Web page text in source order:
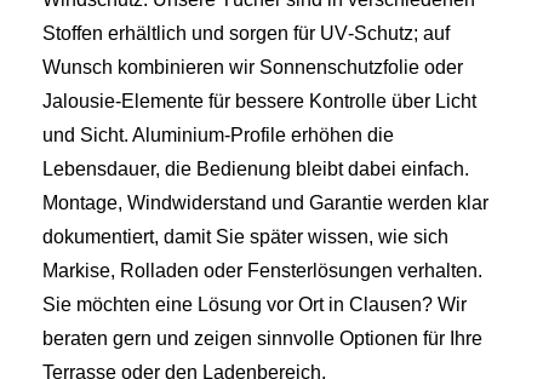
Stoffen erhältlich und sorgen für UV‑Schutz; auf
Wunsch kombinieren wir Sonnenschutzfolie oder
Jalousie‑Elemente für bessere Kontrolle über Licht
und Sicht. Aluminium‑Profile erhöhen die
Lebensdauer, die Bedienung bleibt dabei einfach.
Montage, Windwiderstand und Garantie werden klar
dokumentiert, damit Sie später wissen, wie sich
Markise, Rolladen oder Fensterlösungen verhalten.
Sie möchten eine Lösung vor Ort in Clausen? Wir
beraten gern und zeigen sinnvolle Optionen für Ihre
Terrasse oder den Ladenbereich.